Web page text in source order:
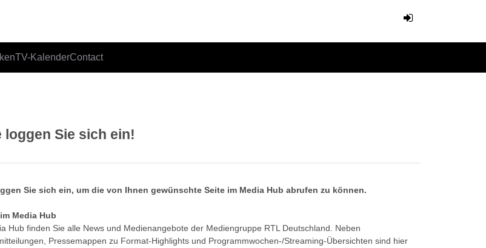
TV-KalenderContact
loggen Sie sich ein!
Sie sich ein, um die von Ihnen gewünschte Seite im Media Hub abrufen zu können.
Media Hub
Hub finden Sie alle News und Medienangebote der Mediengruppe RTL Deutschland. Neben
Pressemappen zu Format-Highlights und Programmwochen-/Streaming-Übersichten sind hier